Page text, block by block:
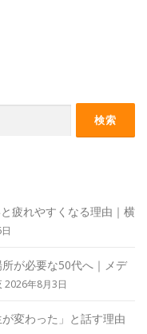
疲れやすくなる理由｜横
が必要な50代へ｜メデ
2026年8月3日
変わった」と話す理由